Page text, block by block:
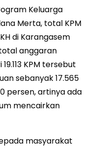
Keluarga
Merta, total KPM
di Karangasem
total anggaran
KPM tersebut
sebanyak 17.565
persen, artinya ada
mencairkan
masyarakat